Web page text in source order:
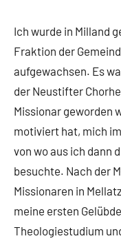
Ich wurde in Milland
Fraktion der
aufgewachsen. Es
der Neustifter
Missionar geworden
motiviert hat, mich
von wo aus ich dann
besuchte. Nach der
Missionaren in
meine ersten
Theologiestudium